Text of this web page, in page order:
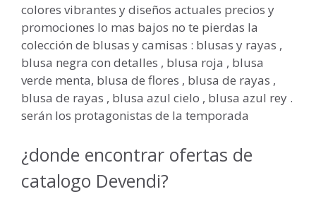
colores vibrantes y diseños actuales precios y
promociones lo mas bajos no te pierdas la
colección de blusas y camisas : blusas y rayas ,
blusa negra con detalles , blusa roja , blusa
verde menta, blusa de flores , blusa de rayas ,
blusa de rayas , blusa azul cielo , blusa azul rey .
serán los protagonistas de la temporada
¿donde encontrar ofertas de
catalogo Devendi?